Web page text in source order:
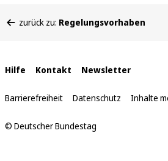
befinden
zurück zu: Regelungsvorhaben
Interne
Links
Hilfe Kontakt Newsletter
Barrierefreiheit Datenschutz Inhalte
© Deutscher Bundestag